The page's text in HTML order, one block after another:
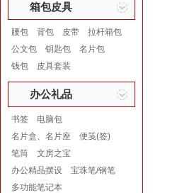
箱包皮具
腰包 背包 皮带
拉杆箱包
公文包
钥匙包
名片包
钱包
皮具套装
办公礼品
书签
电脑包
名片盒、名片座
便笺(签)
笔筒
文房之宝
办公精品摆设
宝珠笔/钢笔
多功能笔记本